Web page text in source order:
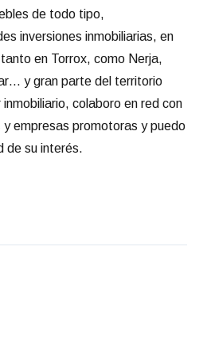
de todo tipo,
inversiones inmobiliarias, en
en Torrox, como Nerja,
y gran parte del territorio
colaboro en red con
y empresas promotoras y puedo
de su interés.